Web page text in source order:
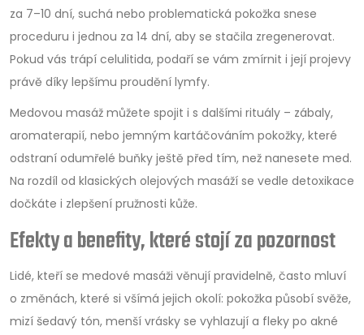
za 7–10 dní, suchá nebo problematická pokožka snese
proceduru i jednou za 14 dní, aby se stačila zregenerovat.
Pokud vás trápí celulitida, podaří se vám zmírnit i její projevy
právě díky lepšímu proudění lymfy.
Medovou masáž můžete spojit i s dalšími rituály – zábaly,
aromaterapií, nebo jemným kartáčováním pokožky, které
odstraní odumřelé buňky ještě před tím, než nanesete med.
Na rozdíl od klasických olejových masáží se vedle detoxikace
dočkáte i zlepšení pružnosti kůže.
Efekty a benefity, které stojí za pozornost
Lidé, kteří se medové masáži věnují pravidelně, často mluví
o změnách, které si všímá jejich okolí: pokožka působí svěže,
mizí šedavý tón, menší vrásky se vyhlazují a fleky po akné